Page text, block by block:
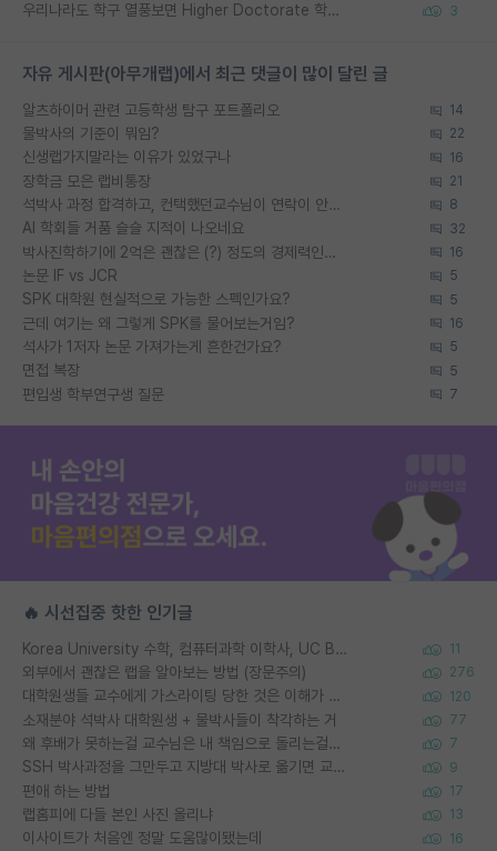
우리나라도 학구 열풍보면 Higher Doctorate 학위가 필요하다고 봅니다. 3
자유 게시판(아무개랩)에서 최근 댓글이 많이 달린 글
알츠하이머 관련 고등학생 탐구 포트폴리오 14
물박사의 기준이 뭐임? 22
신생랩가지말라는 이유가 있었구나 16
장학금 모은 랩비통장 21
석박사 과정 합격하고, 컨택했던교수님이 연락이 안됩니다... 8
AI 학회들 거품 슬슬 지적이 나오네요 32
박사진학하기에 2억은 괜찮은 (?) 정도의 경제력인가요 16
논문 IF vs JCR 5
SPK 대학원 현실적으로 가능한 스펙인가요? 5
근데 여기는 왜 그렇게 SPK를 물어보는거임? 16
석사가 1저자 논문 가져가는게 흔한건가요? 5
면접 복장 5
편입생 학부연구생 질문 7
🔥 시선집중 핫한 인기글
Korea University 수학, 컴퓨터과학 이학사, UC Berkeley 산업공학 대학원 공학박사가 되는 것은 쉽지 않겠죠? 11
외부에서 괜찮은 랩을 알아보는 방법 (장문주의) 276
대학원생들 교수에게 가스라이팅 당한 것은 이해가 갑니다. 안타깝네요. 120
소재분야 석박사 대학원생 + 물박사들이 착각하는 거 77
왜 후배가 못하는걸 교수님은 내 책임으로 돌리는걸까요? 7
SSH 박사과정을 그만두고 지방대 박사로 옮기면 교수의 꿈은 끝일까요? 9
편애 하는 방법 17
랩홈피에 다들 본인 사진 올리냐 13
이사이트가 처음엔 정말 도움많이됐는데 16